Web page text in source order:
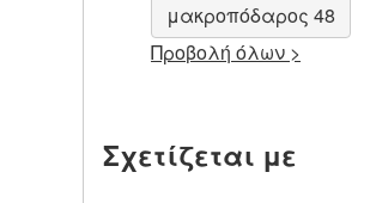
μακροπόδαρος 48
Προβολή όλων >
Σχετίζεται με